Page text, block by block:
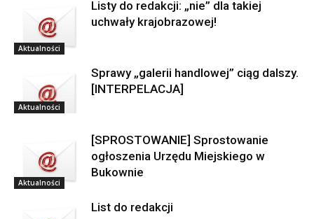
Aktualności
Listy do redakcji: „nie” dla takiej
uchwały krajobrazowej!
Aktualności
Sprawy „galerii handlowej” ciąg dalszy.
[INTERPELACJA]
Aktualności
[SPROSTOWANIE] Sprostowanie
ogłoszenia Urzędu Miejskiego w
Bukownie
List do redakcji